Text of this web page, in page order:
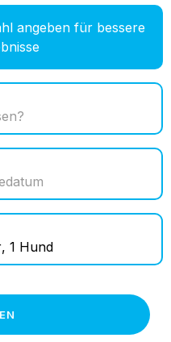
angeben für bessere
, 1 Hund